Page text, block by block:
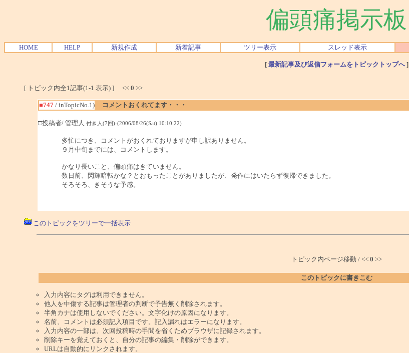
偏頭痛掲示板
HOME HELP 新規作成 新着記事 ツリー表示 スレッド表示
[ 最新記事及び返信フォームをトピックトップへ]
[ トピック内全1記事(1-1 表示) ] << 0 >>
■747/ inTopicNo.1)
コメントおくれてます・・・
□投稿者/ 管理人 付き人(7回)-(2006/08/26(Sat) 10:10:22)
多忙につき、コメントがおくれておりますが申し訳ありません。
９月中旬までには、コメントします。
かなり長いこと、偏頭痛はきていません。
数日前、閃輝暗転かな？とおもったことがありましたが、発作にはいたらず復帰できました。
そろそろ、きそうな予感。
このトピックをツリーで一括表示
トピック内ページ移動 / << 0 >>
このトピックに書きこむ
入力内容にタグは利用できません。
他人を中傷する記事は管理者の判断で予告無く削除されます。
半角カナは使用しないでください。文字化けの原因になります。
名前、コメントは必須記入項目です。記入漏れはエラーになります。
入力内容の一部は、次回投稿時の手間を省くためブラウザに記録されます。
削除キーを覚えておくと、自分の記事の編集・削除ができます。
URLは自動的にリンクされます。